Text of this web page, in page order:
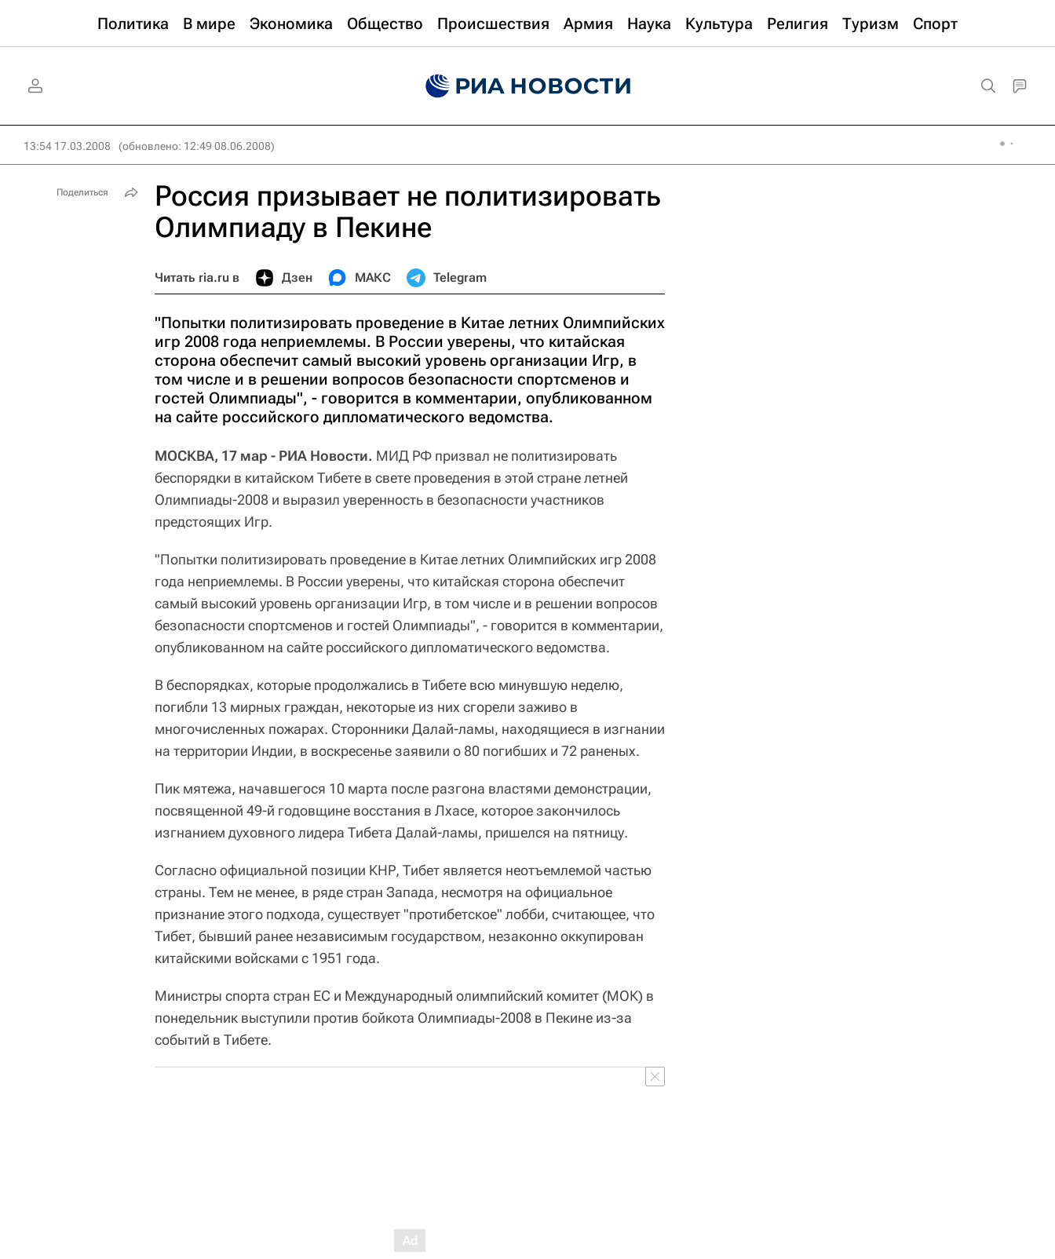
Политика В мире Экономика Общество Происшествия Армия Наука Культура Религия Туризм Спорт
13:54 17.03.2008 (обновлено: 12:49 08.06.2008)
Россия призывает не политизировать
Олимпиаду в Пекине
Читать ria.ru в Дзен МАКС Telegram
"Попытки политизировать проведение в Китае летних Олимпийских
игр 2008 года неприемлемы. В России уверены, что китайская
сторона обеспечит самый высокий уровень организации Игр, в
том числе и в решении вопросов безопасности спортсменов и
гостей Олимпиады", - говорится в комментарии, опубликованном
на сайте российского дипломатического ведомства.
МОСКВА, 17 мар - РИА Новости. МИД РФ призвал не политизировать
беспорядки в китайском Тибете в свете проведения в этой стране летней
Олимпиады-2008 и выразил уверенность в безопасности участников
предстоящих Игр.
"Попытки политизировать проведение в Китае летних Олимпийских игр 2008
года неприемлемы. В России уверены, что китайская сторона обеспечит
самый высокий уровень организации Игр, в том числе и в решении вопросов
безопасности спортсменов и гостей Олимпиады", - говорится в комментарии,
опубликованном на сайте российского дипломатического ведомства.
В беспорядках, которые продолжались в Тибете всю минувшую неделю,
погибли 13 мирных граждан, некоторые из них сгорели заживо в
многочисленных пожарах. Сторонники Далай-ламы, находящиеся в изгнании
на территории Индии, в воскресенье заявили о 80 погибших и 72 раненых.
Пик мятежа, начавшегося 10 марта после разгона властями демонстрации,
посвященной 49-й годовщине восстания в Лхасе, которое закончилось
изгнанием духовного лидера Тибета Далай-ламы, пришелся на пятницу.
Согласно официальной позиции КНР, Тибет является неотъемлемой частью
страны. Тем не менее, в ряде стран Запада, несмотря на официальное
признание этого подхода, существует "протибетское" лобби, считающее, что
Тибет, бывший ранее независимым государством, незаконно оккупирован
китайскими войсками с 1951 года.
Министры спорта стран ЕС и Международный олимпийский комитет (МОК) в
понедельник выступили против бойкота Олимпиады-2008 в Пекине из-за
событий в Тибете.
Поделиться